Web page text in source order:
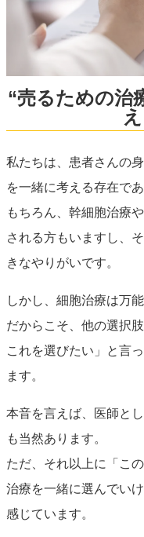
“売るための治
私たちは、患者さんの
を一緒に考える存在で
もちろん、幹細胞治療
される方もいますし、
きなやりがいです。
しかし、細胞治療は万
だからこそ、他の選択
これを選びたい」と言
ます。
本音を言えば、医師と
も当然あります。
ただ、それ以上に「こ
治療を一緒に選んでい
感じています。